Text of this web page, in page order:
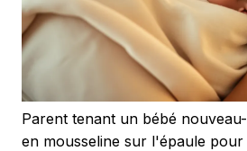
Parent tenant un bébé
en mousseline sur l'épaule